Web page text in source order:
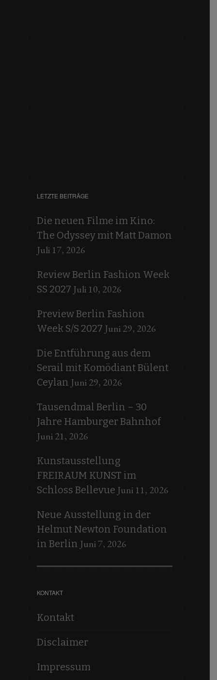
LETZTE BEITRÄGE
Die neuen Filme im Kino:
The Odyssey mit Matt Damon
Juli 17, 2026
Review Berlin Fashion Week
SS 2027 Juli 10, 2026
Preview Berlin Fashion
Week S/S 2027 Juni 29, 2026
Die Entführung aus dem
Serail mit Komödiant Bülent
Ceylan Juni 29, 2026
Tausendmal Berlin – 30
Jahre Hamburger Bahnhof
Juni 21, 2026
Kunstausstellung
FREIRAUM KUNST im
Schloss Bellevue Juni 11, 2026
Neue Ausstellung in der
Helmut Newton Foundation
in Berlin Juni 7, 2026
KONTAKT
Kontakt
Disclaimer
Impressum